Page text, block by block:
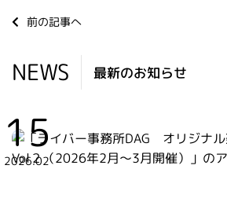
前の記事へ
NEWS 最新のお知らせ
15
2026.02